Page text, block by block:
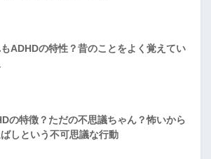
ADHDの特性？昔のことをよく覚えてい
の特徴？ただの不思議ちゃん？怖いから
しという不可思議な行動